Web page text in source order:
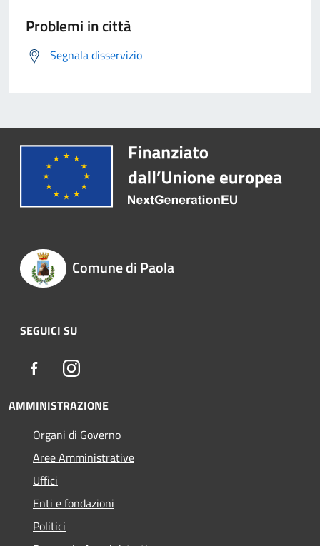
Problemi in città
Segnala disservizio
Comune di Paola
SEGUICI SU
FacebookInstagram
AMMINISTRAZIONE
Organi di Governo
Aree Amministrative
Uffici
Enti e fondazioni
Politici